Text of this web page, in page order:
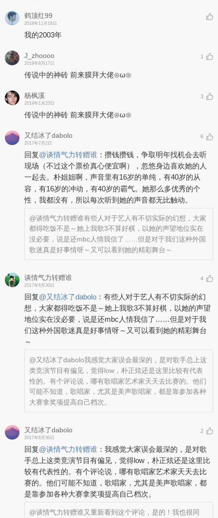
鹤顶红99
2019年11月16日
我的2003年
J_zhoooo
2019年8月17日
1
传说中的神砖 前来膜拜大佬⊙ω⊙
杨枫溪
2019年1月23日
3
传说中的神砖 前来膜拜大佬⊙ω⊙
又结冰了dabolo
2017年7月2日
6
回复@谈情气力转赠谁 ： 攒钱攒钱，争取明年找机会去听
现场（不过这个票价真心便宜啊），忽悠身边喜欢她的人
一起去。朴姐姐啊，声音里有16岁的单纯，有40岁的从
容，有16岁的冲动，有40岁的霸气。她那么多优秀的个
性，我都没有，所以每次听到她的声音都无比触动。
@谈情气力转赠谁有些人对于艺人有不切实际的幻想，大家
都得吃饭不是～她上我歌3不算好棋，以她的声望地位实在
没必要，说是还mbc人情我信了……但是对于我们这种外国
歌迷真是好事情呀～又可以看到她的精彩舞台～
谈情气力转赠谁
2017年6月30日
4
回复@又结冰了dabolo ： 有些人对于艺人有不切实际的幻
想，大家都得吃饭不是～她上我歌3不算好棋，以她的声望
地位实在没必要，说是还mbc人情我信了……但是对于我
们这种外国歌迷真是好事情呀～又可以看到她的精彩舞台
～
@又结冰了dabolo我感觉大家误会最深的，是对歌手总上这
类竞演节目有偏见，觉得low，朴正炫还是这里比较有代表
性的。有个评论说，哪有歌唱家艺术家天天去比赛的。他们
可能不知道，歌唱家，尤其是美声歌唱家，都是靠参加各种
大赛拿奖项提高自己档次。
又结冰了dabolo
2017年6月30日
2
回复@谈情气力转赠谁 ： 我感觉大家误会最深的，是对歌
手总上这类竞演节目有偏见，觉得low，朴正炫还是这里比
较有代表性的。有个评论说，哪有歌唱家艺术家天天去比
赛的。他们可能不知道，歌唱家，尤其是美声歌唱家，都
是靠参加各种大赛拿奖项提高自己档次。
@谈情气力转赠谁又重新看到这个评论，是的！我也很同